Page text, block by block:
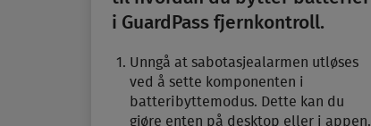
i Guard­Pass fjern­kontroll.
Unngå at sabotasjealarmen utløses
ved å sette komponenten i
batteribyttemodus. Dette kan du
gjøre enten på desktop eller i appen.